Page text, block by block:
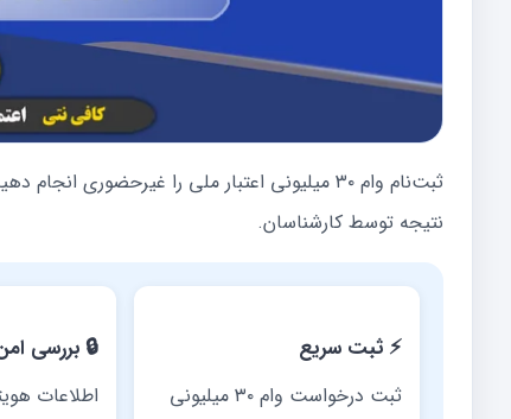
ثبت‌نام وام ۳۰ میلیونی اعتبار ملی را
نتیجه توسط کارشناسان.
⚡ ثبت سریع
ثبت درخواست وام ۳۰ میلیونی
🔒 بررسی
اطلاعات